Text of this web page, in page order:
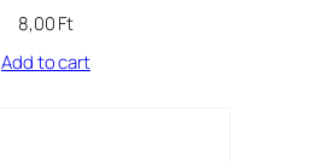
8,00 Ft
Add to cart